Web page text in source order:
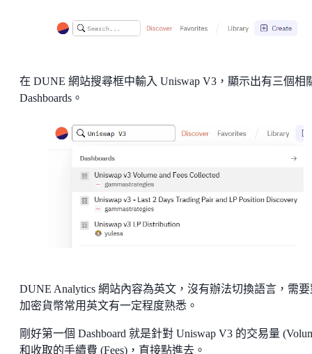
在 DUNE 網站搜尋框中輸入 Uniswap V3，顯示出有三個相
Dashboards。
DUNE Analytics 網站內容為英文，沒有辦法切換語言，需要
加密貨幣常用英文有一定程度熟悉。
剛好第一個 Dashboard 就是針對 Uniswap V3 的交易量
和收取的手續費 (Fees)，直接點進去。